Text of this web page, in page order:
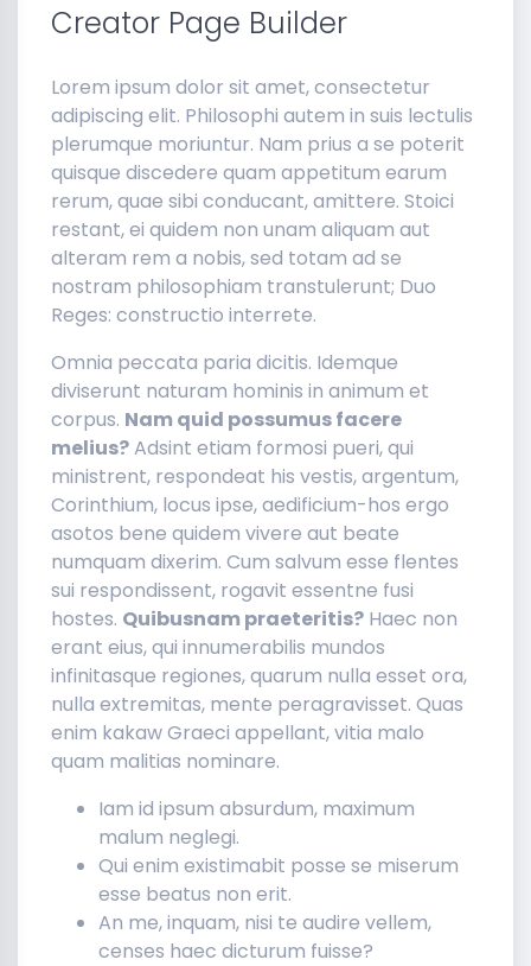
Creator Page Builder
Lorem ipsum dolor sit amet, consectetur
adipiscing elit. Philosophi autem in suis lectulis
plerumque moriuntur. Nam prius a se poterit
quisque discedere quam appetitum earum
rerum, quae sibi conducant, amittere. Stoici
restant, ei quidem non unam aliquam aut
alteram rem a nobis, sed totam ad se
nostram philosophiam transtulerunt; Duo
Reges: constructio interrete.
Omnia peccata paria dicitis. Idemque
diviserunt naturam hominis in animum et
corpus. Nam quid possumus facere
melius?Adsint etiam formosi pueri, qui
ministrent, respondeat his vestis, argentum,
Corinthium, locus ipse, aedificium-hos ergo
asotos bene quidem vivere aut beate
numquam dixerim. Cum salvum esse flentes
sui respondissent, rogavit essentne fusi
hostes. Quibusnam praeteritis? Haec non
erant eius, qui innumerabilis mundos
infinitasque regiones, quarum nulla esset ora,
nulla extremitas, mente peragravisset. Quas
enim kakaw Graeci appellant, vitia malo
quam malitias nominare.
Iam id ipsum absurdum, maximum
malum neglegi.
Qui enim existimabit posse se miserum
esse beatus non erit.
An me, inquam, nisi te audire vellem,
censes haec dicturum fuisse?